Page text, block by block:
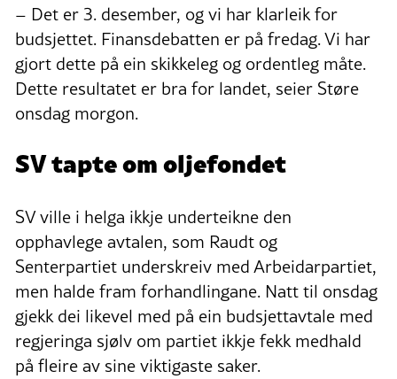
– Det er 3. desember, og vi har klarleik for
budsjettet. Finansdebatten er på fredag. Vi har
gjort dette på ein skikkeleg og ordentleg måte.
Dette resultatet er bra for landet, seier Støre
onsdag morgon.
SV tapte om oljefondet
SV ville i helga ikkje underteikne den
opphavlege avtalen, som Raudt og
Senterpartiet underskreiv med Arbeidarpartiet,
men halde fram forhandlingane. Natt til onsdag
gjekk dei likevel med på ein budsjettavtale med
regjeringa sjølv om partiet ikkje fekk medhald
på fleire av sine viktigaste saker.